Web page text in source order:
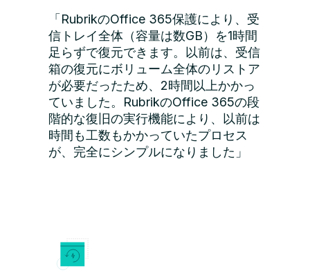
「RubrikのOffice 365保護により、受
信トレイ全体（容量は数GB）を1時間
足らずで復元できます。以前は、受信
箱の復元にボリューム全体のリストア
が必要だったため、2時間以上かかっ
ていました。RubrikのOffice 365の段
階的な復旧の実行機能により、以前は
時間も工数もかかっていたプロセス
が、完全にシンプルになりました」